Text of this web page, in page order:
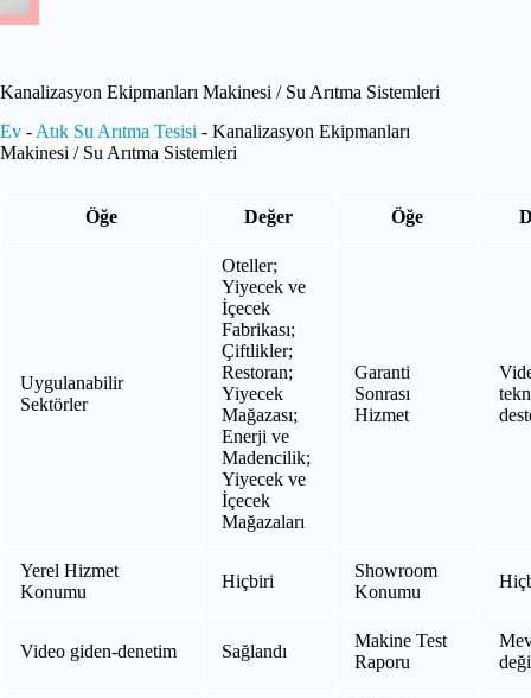
Kanalizasyon Ekipmanları Makinesi / Su Arıtma Sistemleri
Ev - Atık Su Arıtma Tesisi - Kanalizasyon Ekipmanları
Makinesi / Su Arıtma Sistemleri
Öğe Değer Öğe
Uygulanabilir
Sektörler
Oteller;
Yiyecek ve
İçecek
Fabrikası;
Çiftlikler;
Restoran;
Yiyecek
Mağazası;
Enerji ve
Madencilik;
Yiyecek ve
İçecek
Mağazaları
Garanti
Sonrası
Hizmet
Yerel Hizmet
Konumu
Hiçbiri
Showroom
Konumu
Video giden-denetim Sağlandı
Makine Test
Raporu